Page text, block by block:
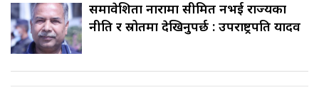
समावेशिता नारामा सीमित नभई राज्यका
नीति र स्रोतमा देखिनुपर्छ : उपराष्ट्रपति यादव